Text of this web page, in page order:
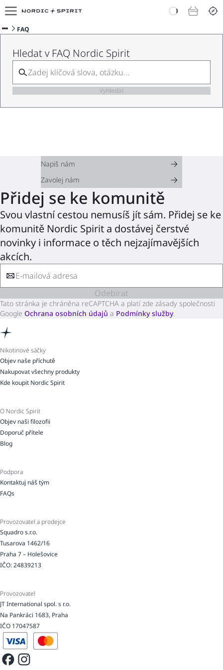
E-shop
O nás
Blog
FAQ
Hledat v FAQ Nordic Spirit
Vyhledat
Napiš nám
Zavolej nám
Přidej se ke komunitě
Svou vlastní cestou nemusíš jít sám. Přidej se ke
komunitě Nordic Spirit a dostávej čerstvé
novinky i informace o těch nejzajímavějších
akcích.
Odebírat
Tato stránka je chráněna reCAPTCHA a platí zde zásady společnosti
Google Ochrana osobních údajů a Podmínky služby.
Nikotinové sáčky
Objev naše příchutě
Nakupovat všechny produkty
Kde koupit Nordic Spirit
O Nordic Spirit
Objev naši filozofii
Doporuč přítele
Blog
Podpora
Kontaktuj náš tým
FAQs
Provozovatel a prodejce
Squadro s.r.o.
Tusarova 1462/16
Praha 7 – Holešovice
IČO: 24839213
Provozovatel
JT International spol. s r.o.
Na Pankráci 1683, Praha
IČO 17047587